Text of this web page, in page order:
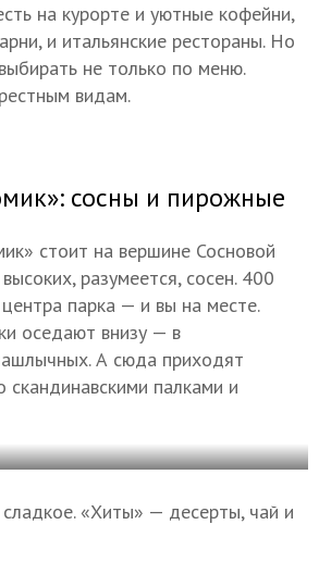
на курорте и уютные кофейни,
и итальянские рестораны. Но
не только по меню.
видам.
сосны и пирожные
стоит на вершине Сосновой
разумеется, сосен. 400
парка — и вы на месте.
оседают внизу — в
А сюда приходят
палками и
сладкое. «Хиты» — десерты, чай и